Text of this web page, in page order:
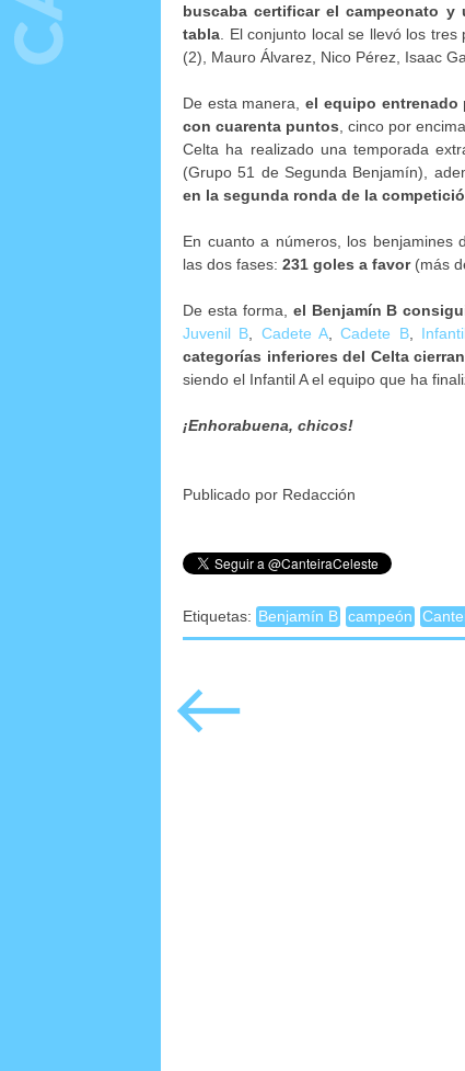
buscaba certificar el campeonato
tabla . El conjunto local se llevó los
(2), Mauro Álvarez, Nico Pérez, Isaac
De esta manera,el equipo entrenado
con cuarenta puntos , cinco por
Celta ha realizado una temporada
(Grupo 51 de Segunda Benjamín),
en la segunda ronda de la
En cuanto a números, los benjamines
las dos fases: 231 goles a favor(más
De esta forma, el Benjamín B
Juvenil B
Cadete A ,Cadete B,
categorías inferiores del Celta
siendo el Infantil A el equipo que ha
¡Enhorabuena, chicos!
Publicado por Redacción
Etiquetas: Benjamín B campeón